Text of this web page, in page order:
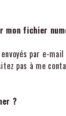
mon fichier
par e-
pas à me
?